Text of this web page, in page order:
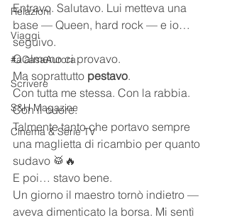
Relazioni
Viaggi
#aCasaAurora
Scrivere
S&H Magazine
Cinema & Serie TV
Entravo. Salutavo. Lui metteva una
base — Queen, hard rock — e io…
seguivo.
O almeno ci provavo.
Ma soprattutto pestavo.
Con tutta me stessa. Con la rabbia.
Con il cuore.
Talmente tanto che portavo sempre
una maglietta di ricambio per quanto
sudavo 🥁🔥
E poi… stavo bene.
Un giorno il maestro tornò indietro —
aveva dimenticato la borsa. Mi sentì